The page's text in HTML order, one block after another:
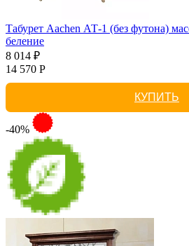
Табурет Aachen АТ-1 (без футона)
беление
8 014 ₽
14 570 Р
КУПИТЬ
-40%